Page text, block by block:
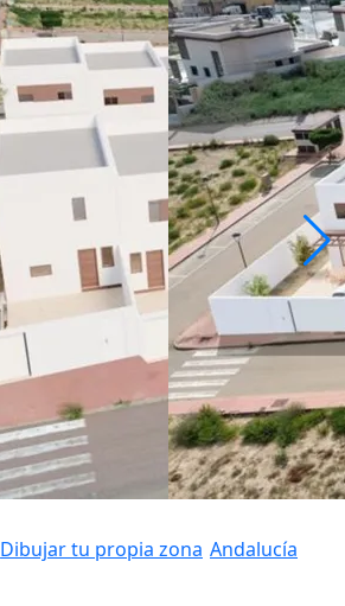
Dibujar tu propia zona Andalucía